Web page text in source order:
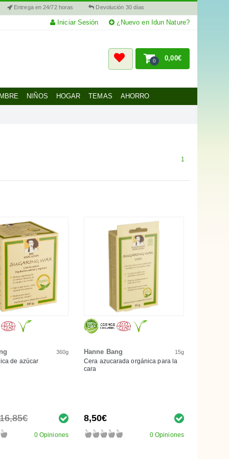
Entrega en 24/72 horas Devolución 30 días
Iniciar Sesión ¿Nuevo en Idun Nature?
0 0,00€
NIÑOS HOGAR TEMAS AHORRO
1
360g
de azúcar
0 Opiniones
Hanne Bang 15g
Cera azucarada orgánica para la
cara
8,50€
0 Opiniones